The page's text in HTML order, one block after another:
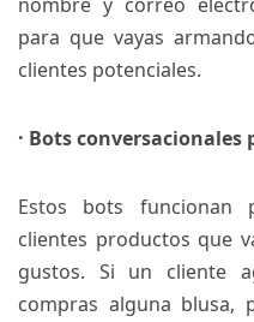
para que vayas
clientes potenciales.
· Bots
Estos bots
clientes productos que
gustos. Si un cliente
compras alguna blusa,